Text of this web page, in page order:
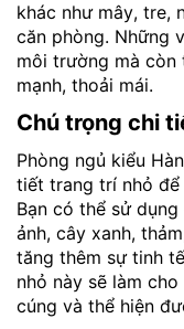
khác như mây, tre,
căn phòng. Những
môi trường mà còn
mạnh, thoải mái.
Chú trọng chi
Phòng ngủ kiểu
tiết trang trí nhỏ để
Bạn có thể sử
ảnh, cây xanh,
tăng thêm sự tinh
nhỏ này sẽ làm
cúng và thể hiện